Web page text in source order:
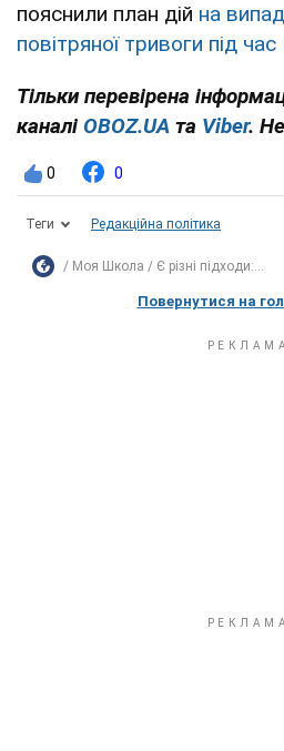
пояснили план дій на
повітряної тривоги під
Тільки перевірена
каналі OBOZ.UA та Viber.
0 0
Теги Редакційна політика
Моя Школа Є різні підходи:...
Повернутися на